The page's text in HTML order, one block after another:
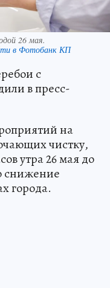
26 мая.
в Фотобанк КП
с
в пресс-
на
чистку,
утра 26 мая до
снижение
города.